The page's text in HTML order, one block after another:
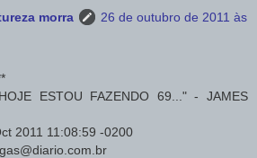
morra
26 de outubro de 2011 às
ESTOU FAZENDO 69..." - JAMES
2011 11:08:59 -0200